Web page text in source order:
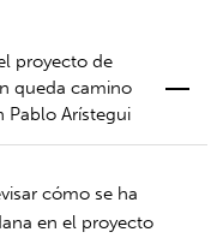
proyecto de
queda camino
Pablo Arístegui
cómo se ha
en el proyecto